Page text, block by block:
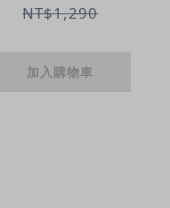
設計｜高效滅蚊
NT$1,290
加入購物車